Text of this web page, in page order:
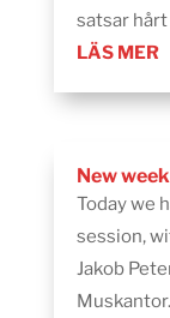
satsar hårt
LÄS MER
New
Today we
session,
Jakob